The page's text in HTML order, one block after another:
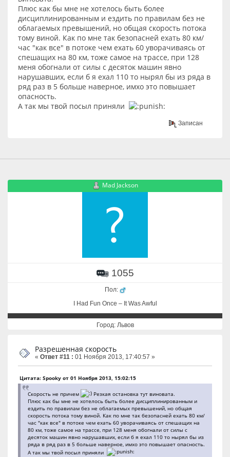
Плюс как бы мне не хотелось быть более
дисциплинированным и ездить по правилам без не
облагаемых превышений, но общая скорость потока
тому виной. Как по мне так безопасней ехать 80 км/
час "как все" в потоке чем ехать 60 уворачиваясь от
спешащих на 80 км, тоже самое на трассе, при 128
меня обогнали от силы с десяток машин явно
нарушавших, если б я ехал 110 то нырял бы из ряда в
ряд раз в 5 больше наверное, имхо это повышает
опасность.
А так мы твой посыл приняли
Записан
Mad Jackson
1055
Пол:
I Had Fun Once – It Was Awful
Город: Львов
Разрешенная скорость
« Ответ #11 : 01 Ноября 2013, 17:40:57 »
Цитата: Spooky от 01 Ноября 2013, 15:02:15
Скорость не причем
Резкая остановка тут виновата.
Плюс как бы мне не хотелось быть более дисциплинированным и
ездить по правилам без не облагаемых превышений, но общая
скорость потока тому виной. Как по мне так безопасней ехать 80 км/
час "как все" в потоке чем ехать 60 уворачиваясь от спешащих на
80 км, тоже самое на трассе, при 128 меня обогнали от силы с
десяток машин явно нарушавших, если б я ехал 110 то нырял бы из
ряда в ряд раз в 5 больше наверное, имхо это повышает опасность.
А так мы твой посыл приняли